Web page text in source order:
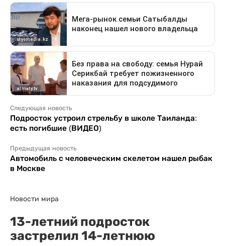
Следующая новость
Подросток устроил стрельбу в школе Таиланда:
есть погибшие (ВИДЕО)
Предыдущая новость
Автомобиль с человеческим скелетом нашел рыбак
в Москве
Новости мира
13-летний подросток
застрелил 14-летнюю